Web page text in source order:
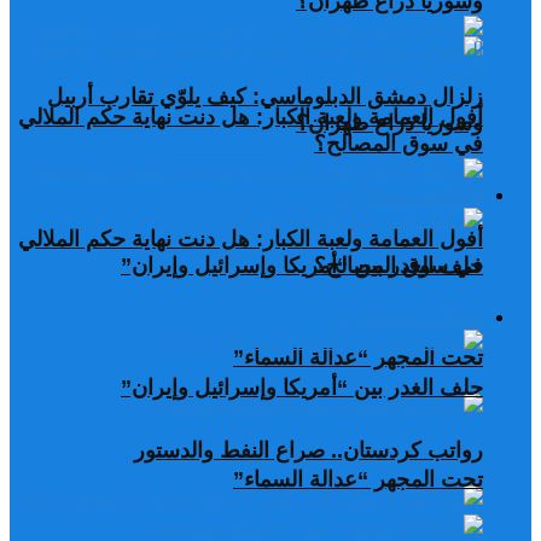
أفول العمامة ولعبة الكبار: هل دنت نهاية حكم الملالي
في سوق المصالح؟
حلف الغدر بين “أمريكا وإسرائيل وإيران”
تحت المجهر “عدالة السماء”
رواتب كردستان.. صراع النفط والدستور
زلزال دمشق الدبلوماسي: كيف يلوّي تقارب أربيل
وسوريا ذراع طهران؟
أفول العمامة ولعبة الكبار: هل دنت نهاية حكم الملالي
في سوق المصالح؟
حلف الغدر بين “أمريكا وإسرائيل وإيران”
تحت المجهر “عدالة السماء”